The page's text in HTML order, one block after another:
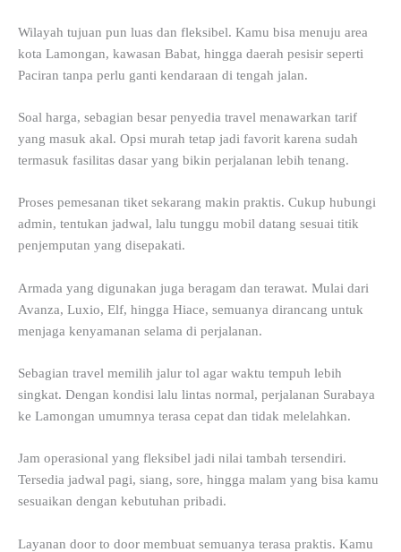
Wilayah tujuan pun luas dan fleksibel. Kamu bisa menuju area
kota Lamongan, kawasan Babat, hingga daerah pesisir seperti
Paciran tanpa perlu ganti kendaraan di tengah jalan.
Soal harga, sebagian besar penyedia travel menawarkan tarif
yang masuk akal. Opsi murah tetap jadi favorit karena sudah
termasuk fasilitas dasar yang bikin perjalanan lebih tenang.
Proses pemesanan tiket sekarang makin praktis. Cukup hubungi
admin, tentukan jadwal, lalu tunggu mobil datang sesuai titik
penjemputan yang disepakati.
Armada yang digunakan juga beragam dan terawat. Mulai dari
Avanza, Luxio, Elf, hingga Hiace, semuanya dirancang untuk
menjaga kenyamanan selama di perjalanan.
Sebagian travel memilih jalur tol agar waktu tempuh lebih
singkat. Dengan kondisi lalu lintas normal, perjalanan Surabaya
ke Lamongan umumnya terasa cepat dan tidak melelahkan.
Jam operasional yang fleksibel jadi nilai tambah tersendiri.
Tersedia jadwal pagi, siang, sore, hingga malam yang bisa kamu
sesuaikan dengan kebutuhan pribadi.
Layanan door to door membuat semuanya terasa praktis. Kamu